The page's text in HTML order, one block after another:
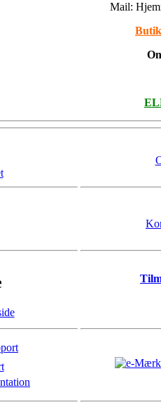
Mail: